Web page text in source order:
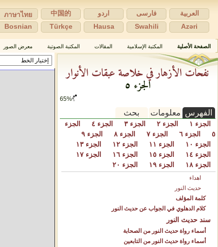
العربية فارسی اردو 中国的
ภาษาไทย
Azəri
Swahili
Hausa
Türkçe
Bosnian
الصفحة الأصلية المكتبة الإسلامية المقالات المكتبة الصوتية معرض الصور
نفحات الأزهار في خلاصة عبقات الأنوار
الجزء ٥
70%
الفهرس معلومات بحث
الجزء ١ الجزء ٢ الجزء ٣ الجزء ٤
الجزء
٥
الجزء ٦ الجزء ٧ الجزء ٨
الجزء ٩
الجزء ١٠
الجزء ١١ الجزء ١٢
الجزء ١٣
الجزء ١٤
الجزء ١٥ الجزء ١٦
الجزء ١٧
الجزء ١٨
الجزء ١٩ الجزء ٢٠
اهداء
حديث النور
كلمة المؤلف
كلام الدهلوي في الجواب عن حديث النور
سند حديث النور
أسماء رواة حديث النور من الصحابة
أسماء رواة حديث النور من التابعين